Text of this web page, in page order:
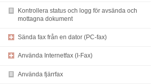
Kontrollera status och logg för avsända och
mottagna dokument
Sända fax från en dator (PC-fax)
Använda Internetfax (I-Fax)
Använda fjärrfax